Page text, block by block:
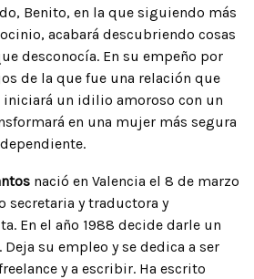
Benito, en la que siguiendo más
acabará descubriendo cosas
desconocía. En su empeño por
de la que fue una relación que
iniciará un idilio amoroso con un
en una mujer más segura
nació en Valencia el 8 de marzo
secretaria y traductora y
En el año 1988 decide darle un
su empleo y se dedica a ser
y a escribir. Ha escrito